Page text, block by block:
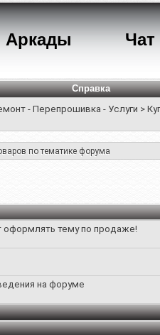
Аркады Чат
Справка
- Перепрошивка - Услуги >
по тематике форума
оформлять тему по продаже!
на форуме